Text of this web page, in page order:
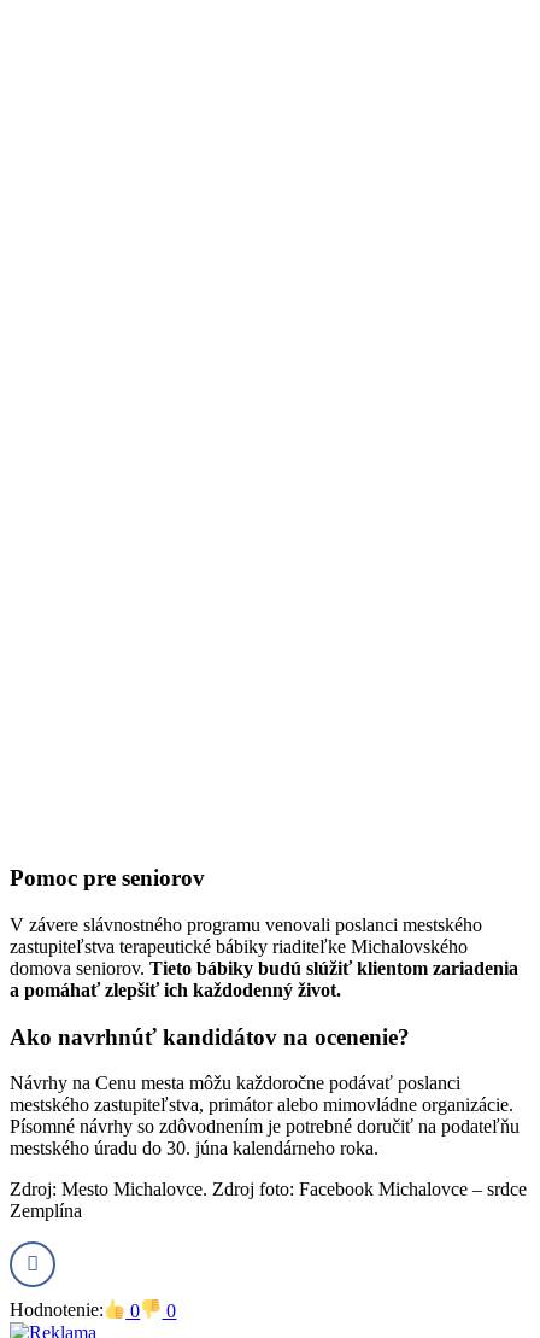
Pomoc pre seniorov
V závere slávnostného programu venovali poslanci mestského
zastupiteľstva terapeutické bábiky riaditeľke Michalovského
domova seniorov. Tieto bábiky budú slúžiť klientom zariadenia
a pomáhať zlepšiť ich každodenný život.
Ako navrhnúť kandidátov na ocenenie?
Návrhy na Cenu mesta môžu každoročne podávať poslanci
mestského zastupiteľstva, primátor alebo mimovládne organizácie.
Písomné návrhy so zdôvodnením je potrebné doručiť na podateľňu
mestského úradu do 30. júna kalendárneho roka.
Zdroj: Mesto Michalovce. Zdroj foto: Facebook Michalovce – srdce
Zemplína
Hodnotenie: 0 0